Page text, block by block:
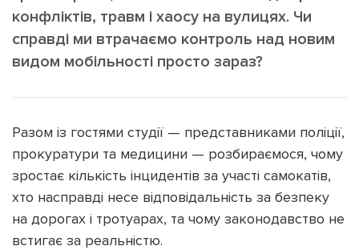
Зв'язатися з нами
[email protected] Реклама на сайті
Політика конфіденційності
Підтримати dyvys.info
конфліктів, травм і хаосу на вулицях. Чи
справді ми втрачаємо контроль над новим
видом мобільності просто зараз?
Разом із гостями студії — представниками поліції,
прокуратури та медицини — розбираємося, чому
зростає кількість інцидентів за участі самокатів,
хто насправді несе відповідальність за безпеку
на дорогах і тротуарах, та чому законодавство не
встигає за реальністю.